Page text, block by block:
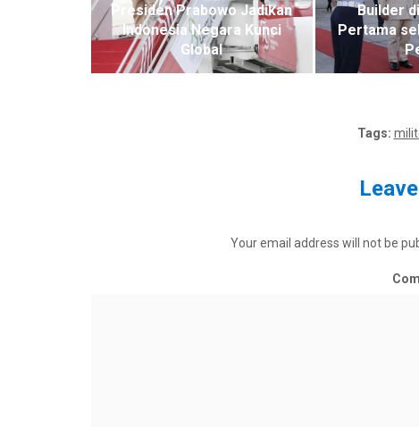
Presiden Prabowo Jadikan
Indonesia Negara Kunci
Global
Builder
Pertama
Tags:
Your email address will not be